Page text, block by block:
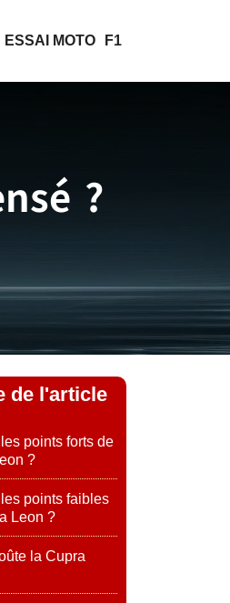
ESSAI MOTO F1
?
de l'article
points forts de
?
points faibles
Leon ?
la Cupra